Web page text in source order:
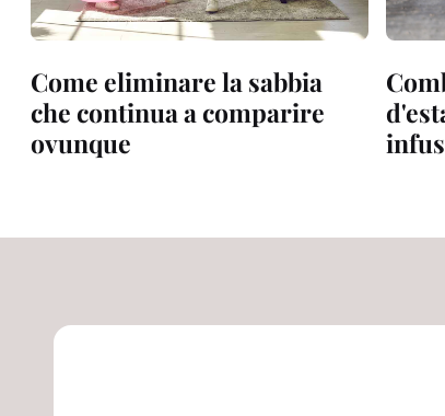
Come eliminare la sabbia
che continua a comparire
ovunque